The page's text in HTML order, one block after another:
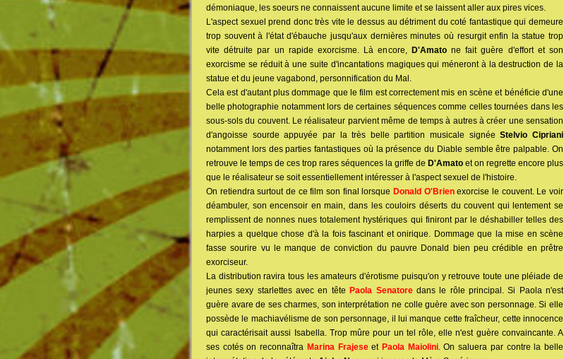
démoniaque, les soeurs ne connaissent aucune limite et se laissent aller aux pires vices.
L'aspect sexuel prend donc très vite le dessus au détriment du coté fantastique qui demeure
trop souvent à l'état d'ébauche jusqu'aux dernières minutes où resurgit enfin la statue trop
vite détruite par un rapide exorcisme. Là encore, D'Amatone fait guère d'effort et son
exorcisme se réduit à une suite d'incantations magiques qui méneront à la destruction de la
statue et du jeune vagabond, personnification du Mal.
Cela est d'autant plus dommage que le film est correctement mis en scène et bénéficie d'une
belle photographie notamment lors de certaines séquences comme celles tournées dans les
sous-sols du couvent. Le réalisateur parvient même de temps à autres à créer une sensation
d'angoisse sourde appuyée par la très belle partition musicale signéeStelvio Cipriani
notamment lors des parties fantastiques où la présence du Diable semble être palpable. On
retrouve le temps de ces trop rares séquences la griffe de D'Amato et on regrette encore plus
que le réalisateur se soit essentiellement intéresser à l'aspect sexuel de l'histoire.
On retiendra surtout de ce film son final lorsque Donald O'Brienexorcise le couvent. Le voir
déambuler, son encensoir en main, dans les couloirs déserts du couvent qui lentement se
remplissent de nonnes nues totalement hystériques qui finiront par le déshabiller telles des
harpies a quelque chose d'à la fois fascinant et onirique. Dommage que la mise en scène
fasse sourire vu le manque de conviction du pauvre Donald bien peu crédible en prêtre
exorciseur.
La distribution ravira tous les amateurs d'érotisme puisqu'on y retrouve toute une pléiade de
jeunes sexy starlettes avec en tête Paola Senatoredans le rôle principal. Si Paola n'est
guère avare de ses charmes, son interprétation ne colle guère avec son personnage. Si elle
possède le machiavélisme de son personnage, il lui manque cette fraîcheur, cette innocence
qui caractérisait aussi Isabella. Trop mûre pour un tel rôle, elle n'est guère convaincante. A
ses cotés on reconnaîtra Marina Frajeseet Paola Maiolini. On saluera par contre la belle